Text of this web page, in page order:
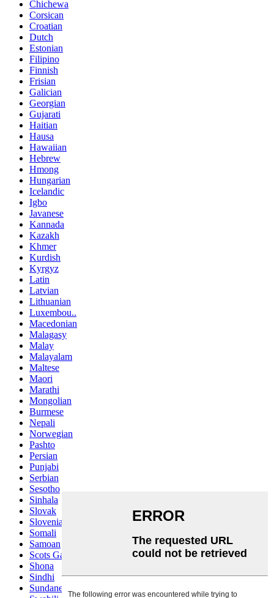
Chichewa
Corsican
Croatian
Dutch
Estonian
Filipino
Finnish
Frisian
Galician
Georgian
Gujarati
Haitian
Hausa
Hawaiian
Hebrew
Hmong
Hungarian
Icelandic
Igbo
Javanese
Kannada
Kazakh
Khmer
Kurdish
Kyrgyz
Latin
Latvian
Lithuanian
Luxembou..
Macedonian
Malagasy
Malay
Malayalam
Maltese
Maori
Marathi
Mongolian
Burmese
Nepali
Norwegian
Pashto
Persian
Punjabi
Serbian
Sesotho
Sinhala
Slovak
Slovenian
Somali
Samoan
Scots Gaelic
Shona
Sindhi
Sundanese